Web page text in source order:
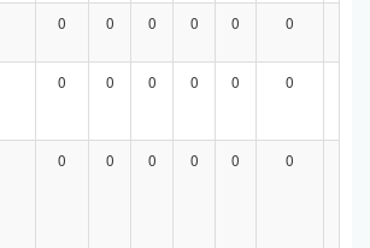
0 0 0 0 0 0
0 0 0 0 0 0
0 0 0 0 0 0